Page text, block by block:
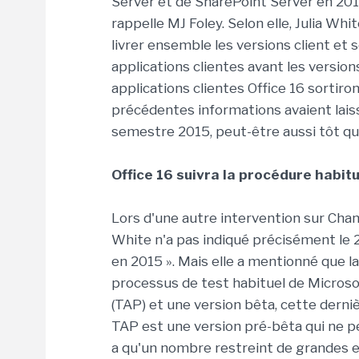
rappelle MJ Foley. Selon elle, Julia
livrer ensemble les versions client et
applications clientes avant les
applications clientes Office 16
précédentes informations avaient
semestre 2015, peut-être aussi tôt
Office 16 suivra la procédure
Lors d'une autre intervention sur
White n'a pas indiqué précisément le
en 2015 ». Mais elle a mentionné que
processus de test habituel de
(TAP) et une version bêta, cette
TAP est une version pré-bêta qui ne
a qu'un nombre restreint de grandes